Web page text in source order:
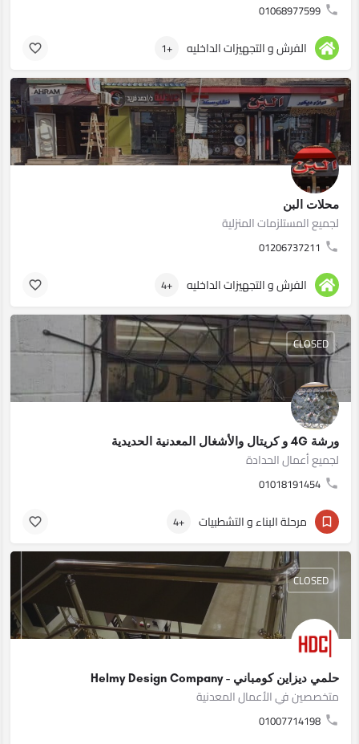
01068977599
الفرش و التجهيزات الداخليه +1
محلات البن
لجميع المستلزمات المنزلية
01206737211
الفرش و التجهيزات الداخليه +4
ورشة 4G و كريتال والأشغال المعدنية الحديدية
لجميع أعمال الحدادة
01018191454
CLOSED
مرحلة البناء و التشطبيات +4
حلمي ديزاين كومباني - Helmy Design Company
متخصصين في الأعمال المعدنية
01007714198
CLOSED